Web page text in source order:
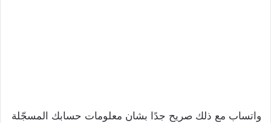
واتساب مع ذلك صريح جدًا بشان معلومات حسابك المسجّلة